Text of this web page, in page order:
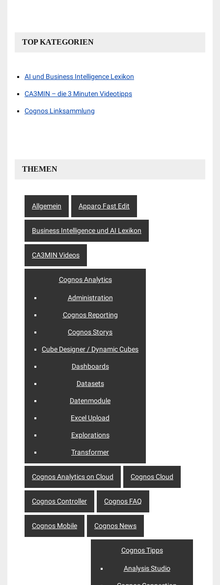
TOP KATEGORIEN
AI und Business Intelligence Lexikon
CA3MIN – die 3 Minuten Videotipps
Cognos Linksammlung
THEMEN
Allgemein Apparo Fast Edit
Business Intelligence und AI Lexikon
CA3MIN Videos
Cognos Analytics
Administration
Cognos Reporting
Cognos Storys
Cube Designer / Dynamic Cubes
Dashboards
Datasets
Datenmodule
Excel Upload
Explorations
Transformer
Cognos Analytics on Cloud Cognos Cloud
Cognos Controller Cognos FAQ
Cognos Mobile Cognos News
Cognos Tipps
Analysis Studio